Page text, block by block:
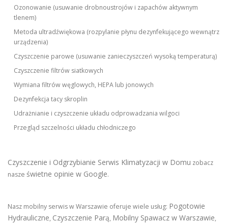
Ozonowanie (usuwanie drobnoustrojów i zapachów aktywnym
tlenem)
Metoda ultradźwiękowa (rozpylanie płynu dezynfekującego wewnątrz
urządzenia)
Czyszczenie parowe (usuwanie zanieczyszczeń wysoką temperaturą)
Czyszczenie filtrów siatkowych
Wymiana filtrów węglowych, HEPA lub jonowych
Dezynfekcja tacy skroplin
Udrażnianie i czyszczenie układu odprowadzania wilgoci
Przegląd szczelności układu chłodniczego
Czyszczenie i Odgrzybianie Serwis Klimatyzacji w Domu zobacz
nasze świetne opinie w Google.
Nasz mobilny serwis w Warszawie oferuje wiele usług: Pogotowie
Hydrauliczne, Czyszczenie Parą, Mobilny Spawacz w Warszawie,